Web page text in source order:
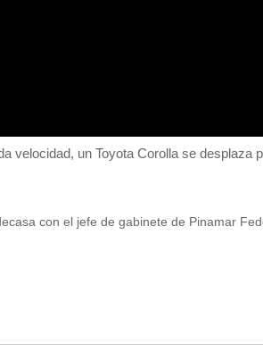
velocidad, un Toyota Corolla se desplaza
con el jefe de gabinete de Pinamar